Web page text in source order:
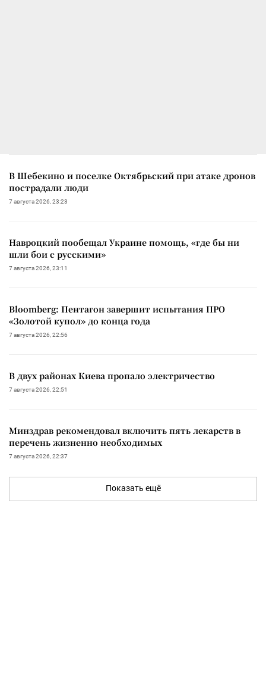
В Шебекино и поселке Октябрьский при атаке дронов
пострадали люди
7 августа 2026, 23:23
Навроцкий пообещал Украине помощь, «где бы ни
шли бои с русскими»
7 августа 2026, 23:11
Bloomberg: Пентагон завершит испытания ПРО
«Золотой купол» до конца года
7 августа 2026, 22:56
В двух районах Киева пропало электричество
7 августа 2026, 22:51
Минздрав рекомендовал включить пять лекарств в
перечень жизненно необходимых
7 августа 2026, 22:37
Показать ещё